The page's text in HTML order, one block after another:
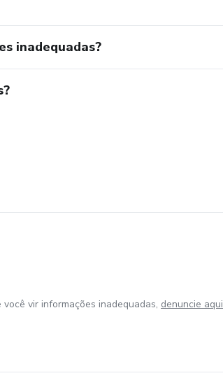
inadequadas?
vir informações inadequadas, denuncie aqui